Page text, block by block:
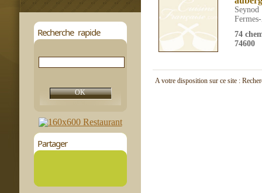
Recherche rapide
Partager
Seynod
74
74600
A votre disposition sur ce site :